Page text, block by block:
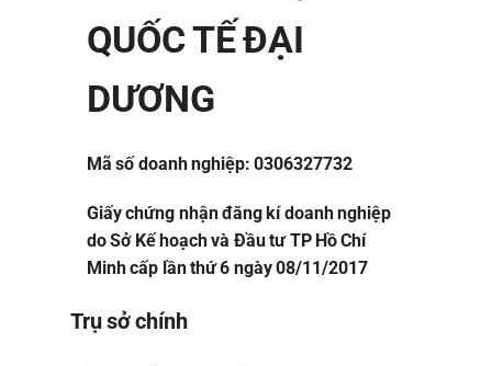
QUỐC TẾ ĐẠI
DƯƠNG
Mã số doanh nghiệp: 0306327732
Giấy chứng nhận đăng kí doanh nghiệp
do Sở Kế hoạch và Đầu tư TP Hồ Chí
Minh cấp lần thứ 6 ngày 08/11/2017
Trụ sở chính